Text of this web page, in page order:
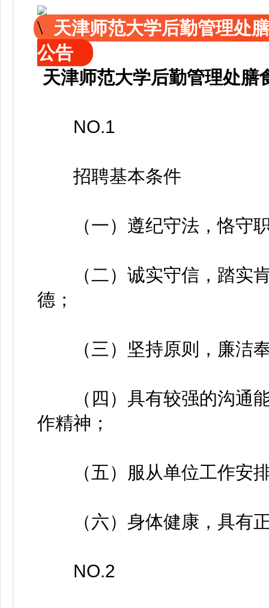
天津师范大学后勤管理处
公告
天津师范大学后勤管理处膳
NO.1
招聘基本条件
（一）遵纪守法，恪守职
（二）诚实守信，踏实肯
德；
（三）坚持原则，廉洁奉
（四）具有较强的沟通能
作精神；
（五）服从单位工作安
（六）身体健康，具有正
NO.2